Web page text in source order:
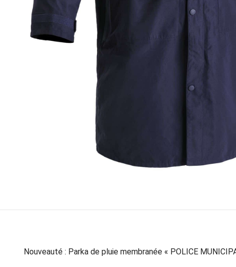
Nouveauté : Parka de pluie membranée « POLICE